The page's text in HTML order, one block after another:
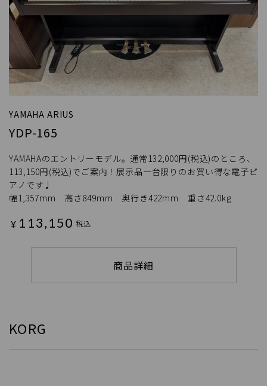
YAMAHA ARIUS
YDP-165
YAMAHAのエントリーモデル。通常132,000円(税込)のところ、
113,150円(税込)でご案内！展示品一台限りのお買い得な電子ピ
アノです♩
幅1,357mm 高さ849mm 奥行き422mm 重さ42.0kg
¥ 113,150 税込
商品詳細
KORG